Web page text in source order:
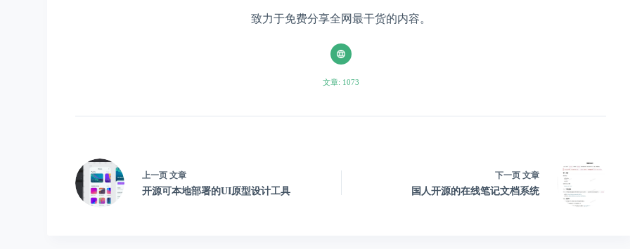
致力于免费分享全网最干货的内容。
文章: 1073
上一页文章
开源可本地部署的UI原型设计工具
下一页 文章
国人开源的在线笔记文档系统